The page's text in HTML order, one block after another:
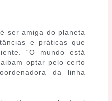
ser amiga do planeta
e práticas que
“O mundo está
optar pelo certo
da linha